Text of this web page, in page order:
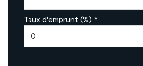
Taux d'emprunt (%) *